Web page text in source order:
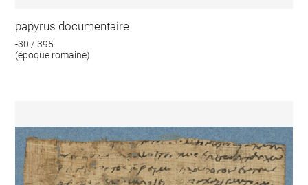
papyrus documentaire
-30 / 395
(époque romaine)